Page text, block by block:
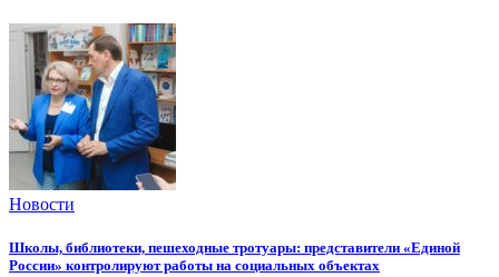
Новости
Школы, библиотеки, пешеходные тротуары: представители «Единой
России» контролируют работы на социальных объектах